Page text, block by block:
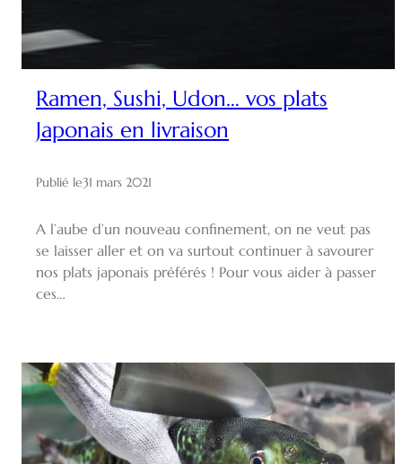
Ramen, Sushi, Udon… vos plats
Japonais en livraison
Publié le31 mars 2021
A l’aube d’un nouveau confinement, on ne veut pas
se laisser aller et on va surtout continuer à savourer
nos plats japonais préférés ! Pour vous aider à passer
ces…